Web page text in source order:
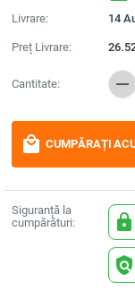
Livrare: 14
Preț Livrare:
Cantitate: remove
local_mall CUMPĂRAȚI
Siguranță la
cumpărături:
lock
policy